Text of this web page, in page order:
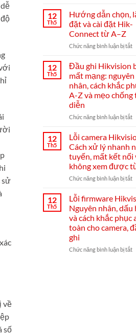
sử
về
số
12
Th5
Hướng dẫn chọn,
đặt và cài đặt Hik-
Connect từ A–Z
Chức năng bình luận bị tắtở
lắp
đặt
từ
Z
12
Th5
Đầu ghi Hikvision
mất mạng: nguyên
nhân, cách khắc
A-Z và mẹo chống
diễn
Chức năng bình luận bị tắtở
ghi
bị
12
Th5
Lỗi camera
Cách xử lý nhanh
tuyến, mất kết nối
không xem được
Chức năng bình luận bị tắtở
lý
12
Th5
Lỗi firmware
Nguyên nhân, dấu
và cách khắc phục
toàn cho camera,
ghi
Chức năng bình luận bị tắtở